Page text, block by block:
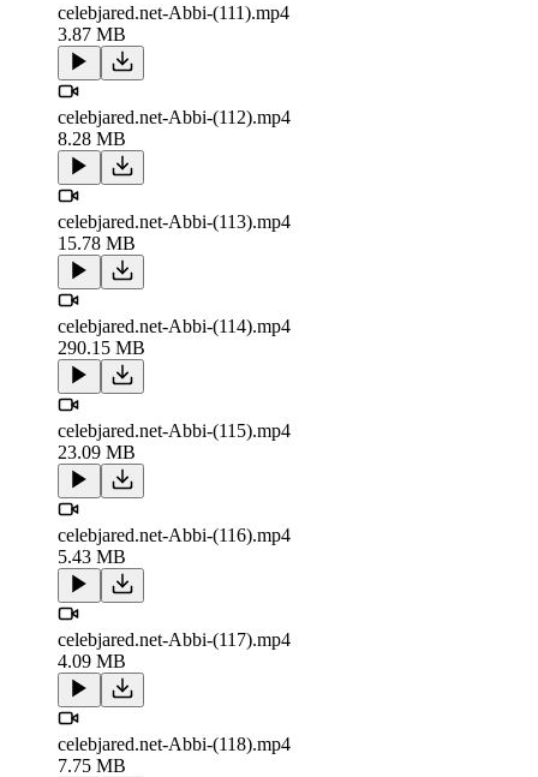
celebjared.net-Abbi-(111).mp4
3.87 MB
celebjared.net-Abbi-(112).mp4
8.28 MB
celebjared.net-Abbi-(113).mp4
15.78 MB
celebjared.net-Abbi-(114).mp4
290.15 MB
celebjared.net-Abbi-(115).mp4
23.09 MB
celebjared.net-Abbi-(116).mp4
5.43 MB
celebjared.net-Abbi-(117).mp4
4.09 MB
celebjared.net-Abbi-(118).mp4
7.75 MB